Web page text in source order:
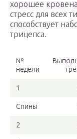
хорошее
стресс для всех
способствует
трицепса.
№
недели
1
Спины
2